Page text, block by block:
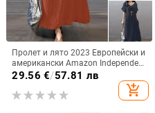
Пролет и лято 2023 Европейски и
американски Amazon Independent
Station ebay Памучна и ленена
широка ежедневна едноцветна
рокля с джобове Дамско облекло
29.56 €/57.81 лв
add_shopping_cart